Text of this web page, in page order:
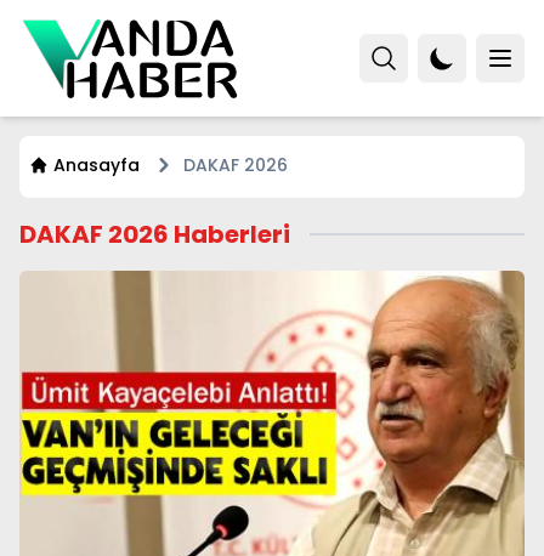
Anasayfa DAKAF 2026
DAKAF 2026 Haberleri